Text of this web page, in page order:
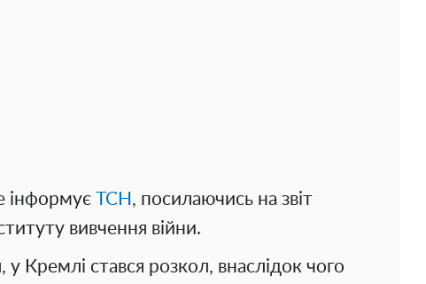
інформує ТСН , посилаючись на звіт
вивчення війни.
Кремлі стався розкол, внаслідок чого